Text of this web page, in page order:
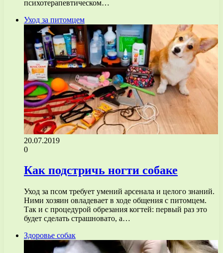
психотерапевтическом…
Уход за питомцем
20.07.2019
0
Как подстричь ногти собаке
Уход за псом требует умений арсенала и целого знаний.
Ними хозяин овладевает в ходе общения с питомцем.
Так и с процедурой обрезания когтей: первый раз это
будет сделать страшновато, а…
Здоровье собак